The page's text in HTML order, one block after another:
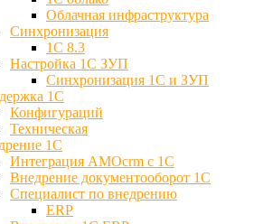
Облачная инфраструктура
Синхронизация
1С 8.3
Настройка 1С ЗУП
Синхронизация 1С и ЗУП
1С
Конфигураций
Техническая
1С
Интеграция AMOcrm с 1C
Внедрение документооборот 1С
Специалист по внедрению
ERP